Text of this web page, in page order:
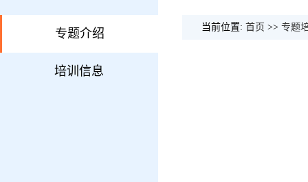
专题介绍
培训信息
当前位置: 首页 >> 专题